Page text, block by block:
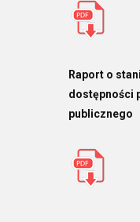
Raport o
dostępności
publicznego